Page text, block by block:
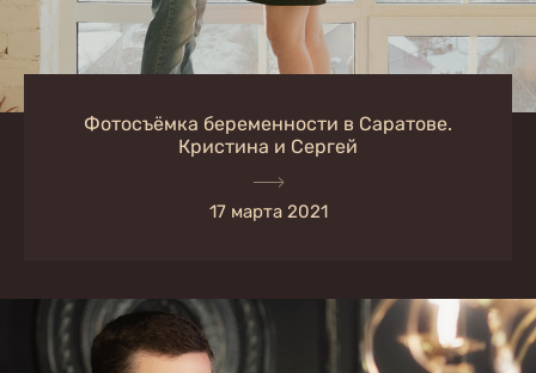
Фотосъёмка беременности в Саратове.
Кристина и Сергей
17 марта 2021